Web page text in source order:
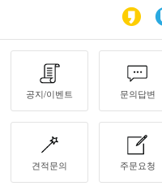
공지/이벤트 문의답변
견적문의 주문요청